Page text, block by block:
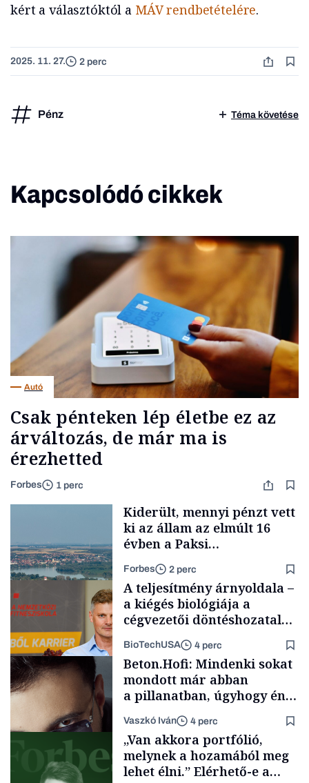
kért a választóktól a MÁV rendbetételére.
2025. 11. 27. 2 perc
Pénz Téma követése
Kapcsolódó cikkek
Autó
Csak pénteken lép életbe ez az
árváltozás, de már ma is
érezhetted
Forbes 1 perc
Energia
Kiderült, mennyi pénzt vett
ki az állam az elmúlt 16
évben a Paksi
Atomerőműből
Forbes 2 perc
Content Lab HUB
A teljesítmény árnyoldala –
a kiégés biológiája a
cégvezetői döntéshozatal
BioTechUSA 4 perc
Beton.Hofi: Mindenki sokat
mondott már abban
a pillanatban, úgyhogy én
a legsarkosabb
gondolataimat akartam
kimondani
Vaszkó Iván 4 perc
„Van akkora portfólió,
melynek a hozamából meg
lehet élni.” Elérhető-e a